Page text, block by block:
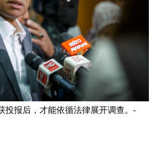
投报后，才能依循法律展开调查。-